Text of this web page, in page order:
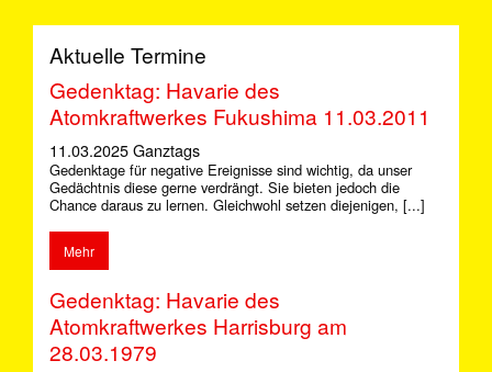
Aktuelle Termine
Gedenktag: Havarie des
Atomkraftwerkes Fukushima 11.03.2011
11.03.2025 Ganztags
Gedenktage für negative Ereignisse sind wichtig, da unser
Gedächtnis diese gerne verdrängt. Sie bieten jedoch die
Chance daraus zu lernen. Gleichwohl setzen diejenigen, [...]
Mehr
Gedenktag: Havarie des
Atomkraftwerkes Harrisburg am
28.03.1979